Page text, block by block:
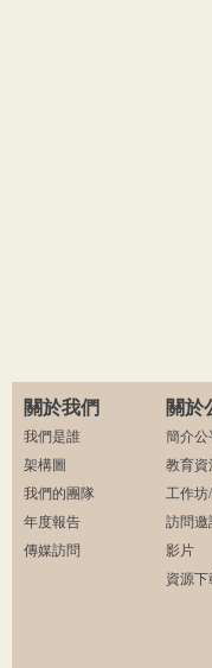
關於我們 關於
我們是誰
架構圖
我們的團隊
年度報告
傳媒訪問
簡介公
教育資
工作坊
訪問邀
影片
資源下